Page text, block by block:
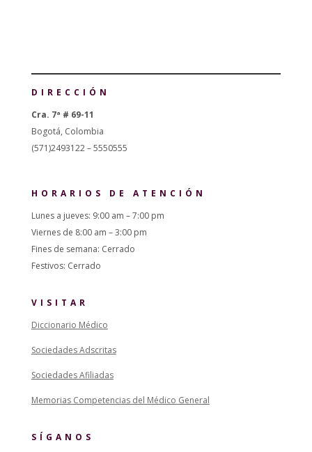
DIRECCIÓN
Cra. 7ª # 69-11
Bogotá, Colombia
(571)2493122 – 5550555
HORARIOS DE ATENCIÓN
Lunes a jueves: 9:00 am – 7:00 pm
Viernes de 8:00 am – 3:00 pm
Fines de semana: Cerrado
Festivos: Cerrado
VISITAR
Diccionario Médico
Sociedades Adscritas
Sociedades Afiliadas
Memorias Competencias del Médico General
SÍGANOS